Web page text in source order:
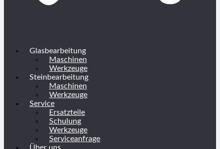
Glasbearbeitung
Maschinen
Werkzeuge
Steinbearbeitung
Maschinen
Werkzeuge
Service
Ersatzteile
Schulung
Werkzeuge
Serviceanfrage